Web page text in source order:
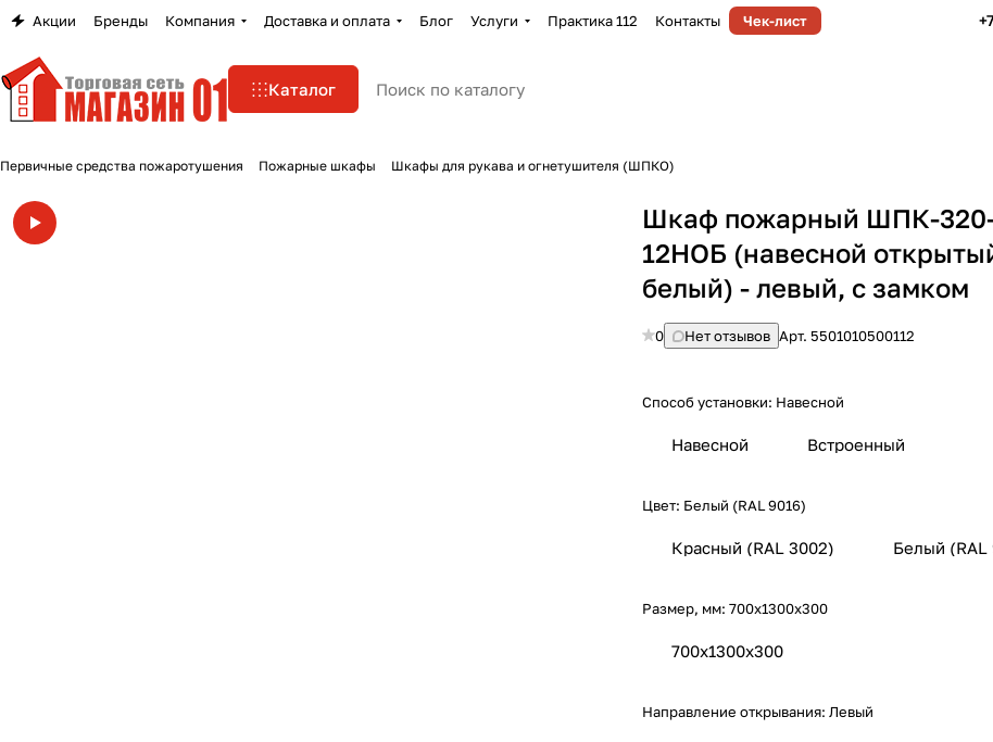
Акции Бренды Компания Доставка и оплата Блог Услуги Практика 112 Контакты Чек-лист
Каталог
Первичные средства пожаротушения Пожарные шкафы Шкафы для рукава и огнетушителя (ШПКО)
Шкаф пожарный ШПК-
12НОБ (навесной
белый) - левый, с замком
0 Нет отзывов Арт. 5501010500112
Способ установки: Навесной
Навесной Встроенный
Цвет: Белый (RAL 9016)
Красный (RAL 3002) Белый (RAL
Размер, мм:700х1300х300
700х1300х300
Направление открывания: Левый